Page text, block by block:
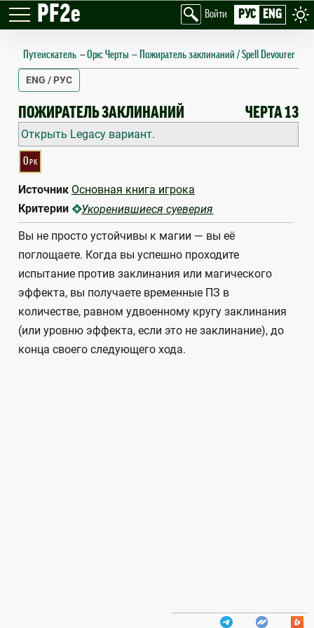
PF2e Войти РУС ENG
Путеискатель —Орк: Черты Пожиратель заклинаний / Spell Devourer
ENG / РУС
ПОЖИРАТЕЛЬ ЗАКЛИНАНИЙ
SPELL DEVOURER ЧЕРТА 13
Открыть Legacy вариант.
Орк
Источник Основная книга игрока
Критерии
Укоренившиеся суеверия
Вы не просто устойчивы к магии — вы её
поглощаете. Когда вы успешно проходите
испытание против заклинания или магического
эффекта, вы получаете временные ПЗ в
количестве, равном удвоенному кругу заклинания
(или уровню эффекта, если это не заклинание), до
конца своего следующего хода.